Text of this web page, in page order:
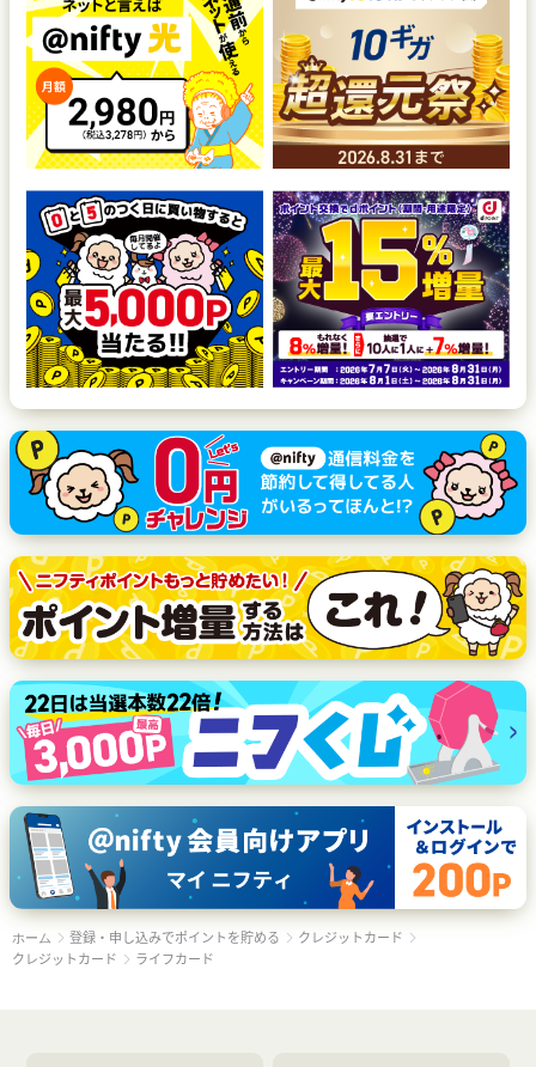
ホーム 登録・申し込みでポイントを貯める
クレジットカード
クレジットカード
ライフカード